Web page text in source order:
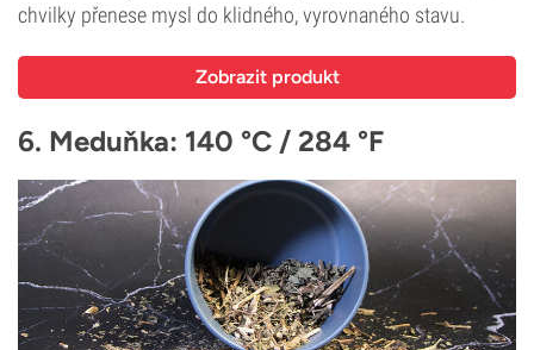
chvilky přenese mysl do klidného, vyrovnaného stavu.
Zobrazit produkt
6. Meduňka: 140 °C / 284 °F